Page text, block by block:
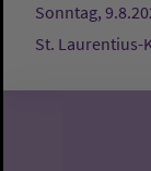
Sonntag,
St. Laurentius-